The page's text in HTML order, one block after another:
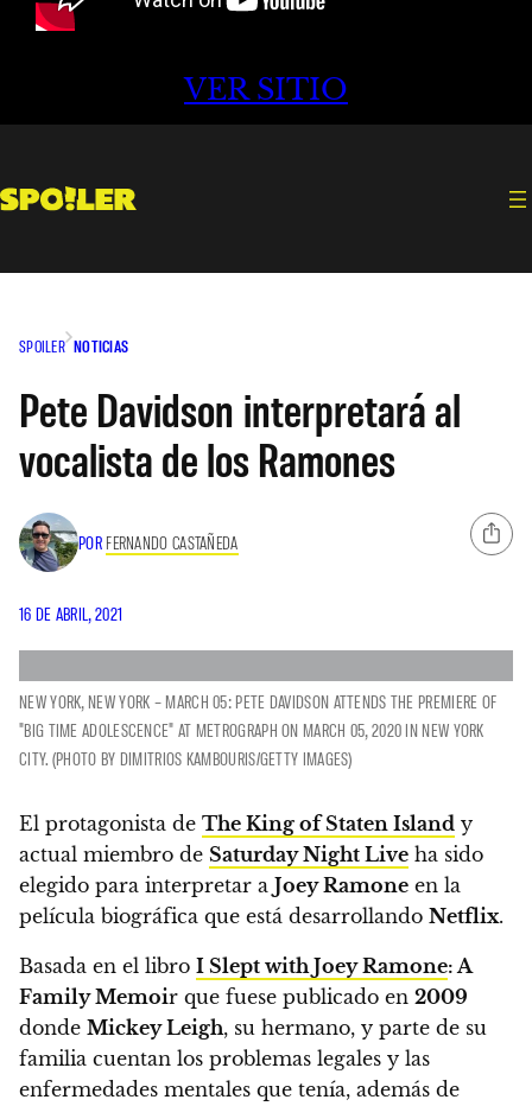
VER SITIO
SPOILER NOTICIAS
Pete Davidson interpretará al
vocalista de los Ramones
POR FERNANDO CASTAÑEDA
16 DE ABRIL, 2021
NEW YORK, NEW YORK – MARCH 05: PETE DAVIDSON ATTENDS THE PREMIERE OF
"BIG TIME ADOLESCENCE" AT METROGRAPH ON MARCH 05, 2020 IN NEW YORK
CITY. (PHOTO BY DIMITRIOS KAMBOURIS/GETTY IMAGES)
El protagonista de The King of Staten Island y
actual miembro de Saturday Night Live ha sido
elegido para interpretar a Joey Ramone en la
película biográfica que está desarrollando Netflix.
Basada en el libro I Slept with Joey Ramone: A
Family Memoir que fuese publicado en 2009
donde Mickey Leigh, su hermano, y parte de su
familia cuentan los problemas legales y las
enfermedades mentales que tenía, además de